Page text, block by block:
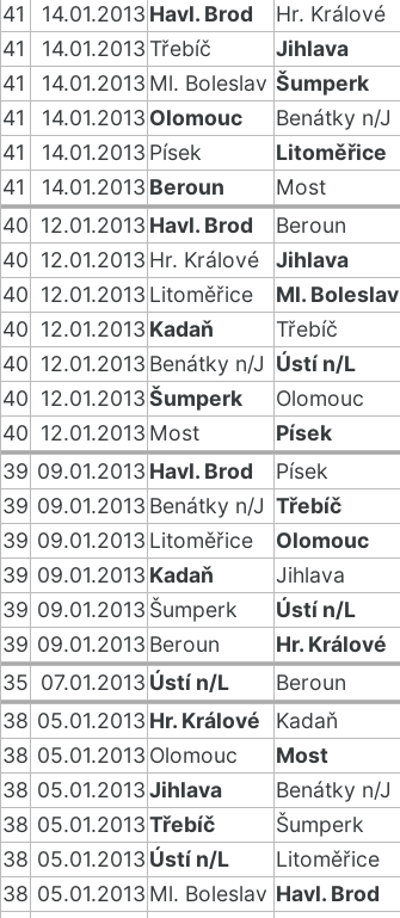
41
14.01.2013 Havl. Brod Hr. Králové
41
14.01.2013Třebíč Jihlava
41
14.01.2013 Ml. Boleslav Šumperk
41
14.01.2013 Olomouc Benátky n/J
41
14.01.2013 Písek Litoměřice
41
14.01.2013 Beroun Most
40 12.01.2013 Havl. Brod Beroun
40 12.01.2013 Hr. Králové Jihlava
40 12.01.2013 Litoměřice Ml. Boleslav
40 12.01.2013 Kadaň Třebíč
40 12.01.2013 Benátky n/J Ústí n/L
40 12.01.2013Šumperk Olomouc
40 12.01.2013 Most Písek
39 09.01.2013 Havl. Brod Písek
39 09.01.2013 Benátky n/J Třebíč
39 09.01.2013 Litoměřice Olomouc
39 09.01.2013 Kadaň Jihlava
39 09.01.2013 Šumperk Ústí n/L
39 09.01.2013 Beroun Hr. Králové
35 07.01.2013 Ústí n/L Beroun
38 05.01.2013 Hr. Králové Kadaň
38 05.01.2013 Olomouc Most
38 05.01.2013Jihlava Benátky n/J
38 05.01.2013Třebíč Šumperk
38 05.01.2013 Ústí n/L Litoměřice
38 05.01.2013 Ml. Boleslav Havl. Brod